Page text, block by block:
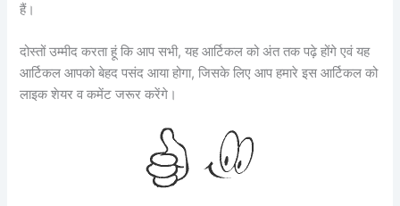
हैं।
दोस्तों उम्मीद करता हूं कि आप सभी, यह आर्टिकल को अंत तक पढ़े होंगे एवं यह
आर्टिकल आपको बेहद पसंद आया होगा, जिसके लिए आप हमारे इस आर्टिकल को
लाइक शेयर व कमेंट जरूर करेंगे।